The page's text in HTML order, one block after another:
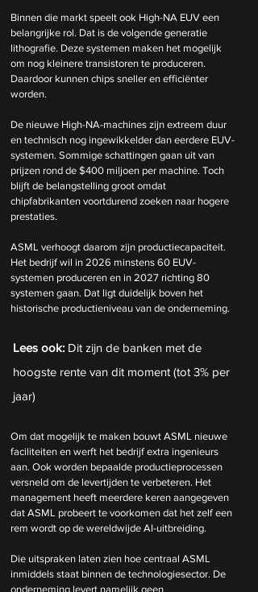
Binnen die markt speelt ook High-NA EUV een
belangrijke rol. Dat is de volgende generatie
lithografie. Deze systemen maken het mogelijk
om nog kleinere transistoren te produceren.
Daardoor kunnen chips sneller en efficiënter
worden.
De nieuwe High-NA-machines zijn extreem duur
en technisch nog ingewikkelder dan eerdere EUV-
systemen. Sommige schattingen gaan uit van
prijzen rond de $400 miljoen per machine. Toch
blijft de belangstelling groot omdat
chipfabrikanten voortdurend zoeken naar hogere
prestaties.
ASML verhoogt daarom zijn productiecapaciteit.
Het bedrijf wil in 2026 minstens 60 EUV-
systemen produceren en in 2027 richting 80
systemen gaan. Dat ligt duidelijk boven het
historische productieniveau van de onderneming.
Lees ook: Dit zijn de banken met de
hoogste rente van dit moment (tot 3% per
jaar)
Om dat mogelijk te maken bouwt ASML nieuwe
faciliteiten en werft het bedrijf extra ingenieurs
aan. Ook worden bepaalde productieprocessen
versneld om de levertijden te verbeteren. Het
management heeft meerdere keren aangegeven
dat ASML probeert te voorkomen dat het zelf een
rem wordt op de wereldwijde AI-uitbreiding.
Die uitspraken laten zien hoe centraal ASML
inmiddels staat binnen de technologiesector. De
onderneming levert namelijk geen